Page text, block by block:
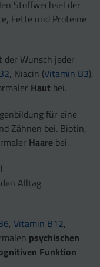
Stoffwechsel der
Fette und Proteine
Wunsch jeder
, Niacin (Vitamin B3),
Haut bei.
für eine
Zähnen bei. Biotin,
Haare bei.
Alltag
, Vitamin B12,
psychischen
Funktion